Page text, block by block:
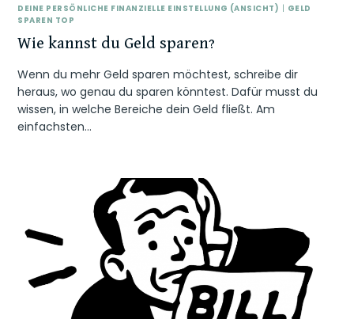
DEINE PERSÖNLICHE FINANZIELLE EINSTELLUNG (ANSICHT) | GELD
SPAREN TOP
Wie kannst du Geld sparen?
Wenn du mehr Geld sparen möchtest, schreibe dir
heraus, wo genau du sparen könntest. Dafür musst du
wissen, in welche Bereiche dein Geld fließt. Am
einfachsten…